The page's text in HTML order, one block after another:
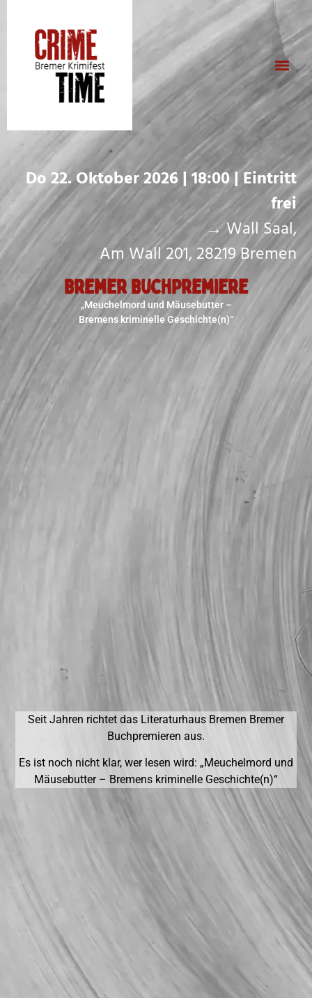
Do 22. Oktober 2026 | 18:00 | Eintritt
frei
→ Wall Saal,
Am Wall 201, 28219 Bremen
Bremer BuchPremiere
„Meuchelmord und Mäusebutter –
Bremens kriminelle Geschichte(n)“
Seit Jahren richtet das Literaturhaus Bremen Bremer
Buchpremieren aus.
Es ist noch nicht klar, wer lesen wird: „Meuchelmord und
Mäusebutter – Bremens kriminelle Geschichte(n)“